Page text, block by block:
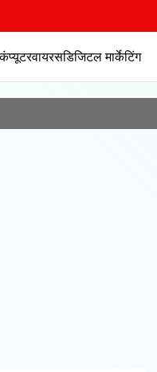
कंप्यूटरवायरसडिजिटल मार्केटिंग